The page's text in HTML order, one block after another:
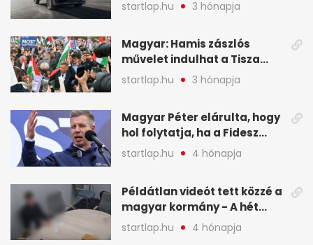
startlap.hu 3 hónapja
Magyar: Hamis zászlós
művelet indulhat a Tisza
ellen a választás napján - A
hét legfontosabb eseményei
startlap.hu 3 hónapja
Magyar Péter elárulta, hogy
hol folytatja, ha a Fidesz
nyeri a választást - A hét
legfontosabb hírei
startlap.hu 4 hónapja
Példátlan videót tett közzé a
magyar kormány - A hét
legfontosabb hírei
képekben
startlap.hu 4 hónapja